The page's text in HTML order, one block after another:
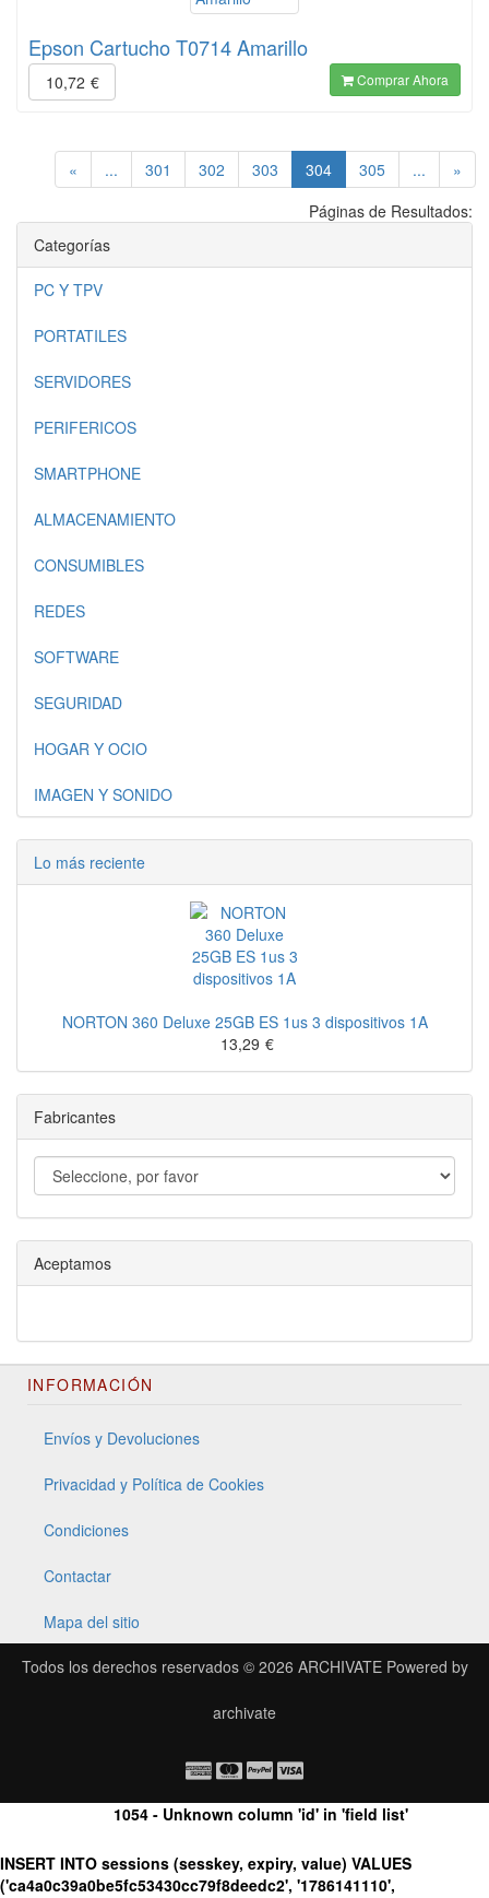
Epson Cartucho T0714 Amarillo
10,72 € Comprar Ahora
« ... 301 302 303 304(current)
305 ...
»
Páginas de Resultados:
Categorías
PC Y TPV
PORTATILES
SERVIDORES
PERIFERICOS
SMARTPHONE
ALMACENAMIENTO
CONSUMIBLES
REDES
SOFTWARE
SEGURIDAD
HOGAR Y OCIO
IMAGEN Y SONIDO
Lo más reciente
NORTON 360 Deluxe 25GB ES 1us 3 dispositivos 1A
13,29 €
Fabricantes
Aceptamos
INFORMACIÓN
Envíos y Devoluciones
Privacidad y Política de Cookies
Condiciones
Contactar
Mapa del sitio
Todos los derechos reservados © 2026 ARCHIVATEPowered by
archivate
1054 - Unknown column 'id' in 'field list'
INSERT INTO sessions (sesskey, expiry, value) VALUES
('ca4a0c39a0be5fc53430cc79f8deedc2', '1786141110',